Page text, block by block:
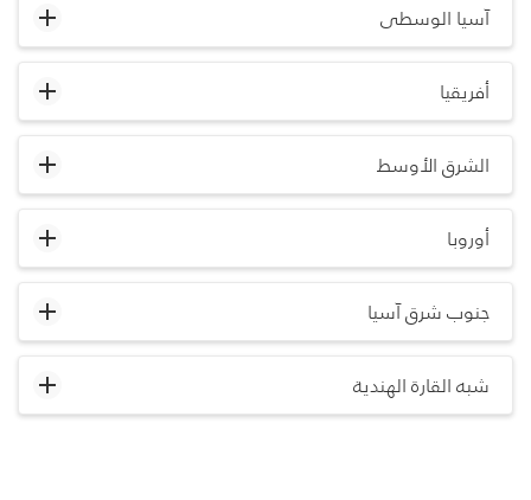
آسيا الوسطى
أفريقيا
الشرق الأوسط
أوروبا
جنوب شرق آسيا
شبه القارة الهندية